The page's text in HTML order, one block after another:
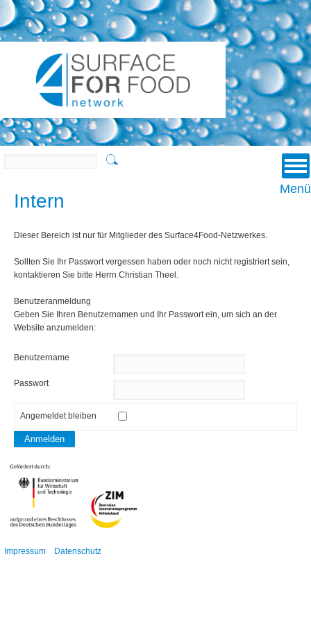
Menü
Suchen
Intern
Dieser Bereich ist nur für Mitglieder des Surface4Food-Netzwerkes.
Sollten Sie Ihr Passwort vergessen haben oder noch nicht registriert sein,
kontaktieren Sie bitte Herrn Christian Theel.
Benutzeranmeldung
Geben Sie Ihren Benutzernamen und Ihr Passwort ein, um sich an der
Website anzumelden:
Benutzername
Passwort
Angemeldet bleiben
Anmelden
Impressum Datenschutz